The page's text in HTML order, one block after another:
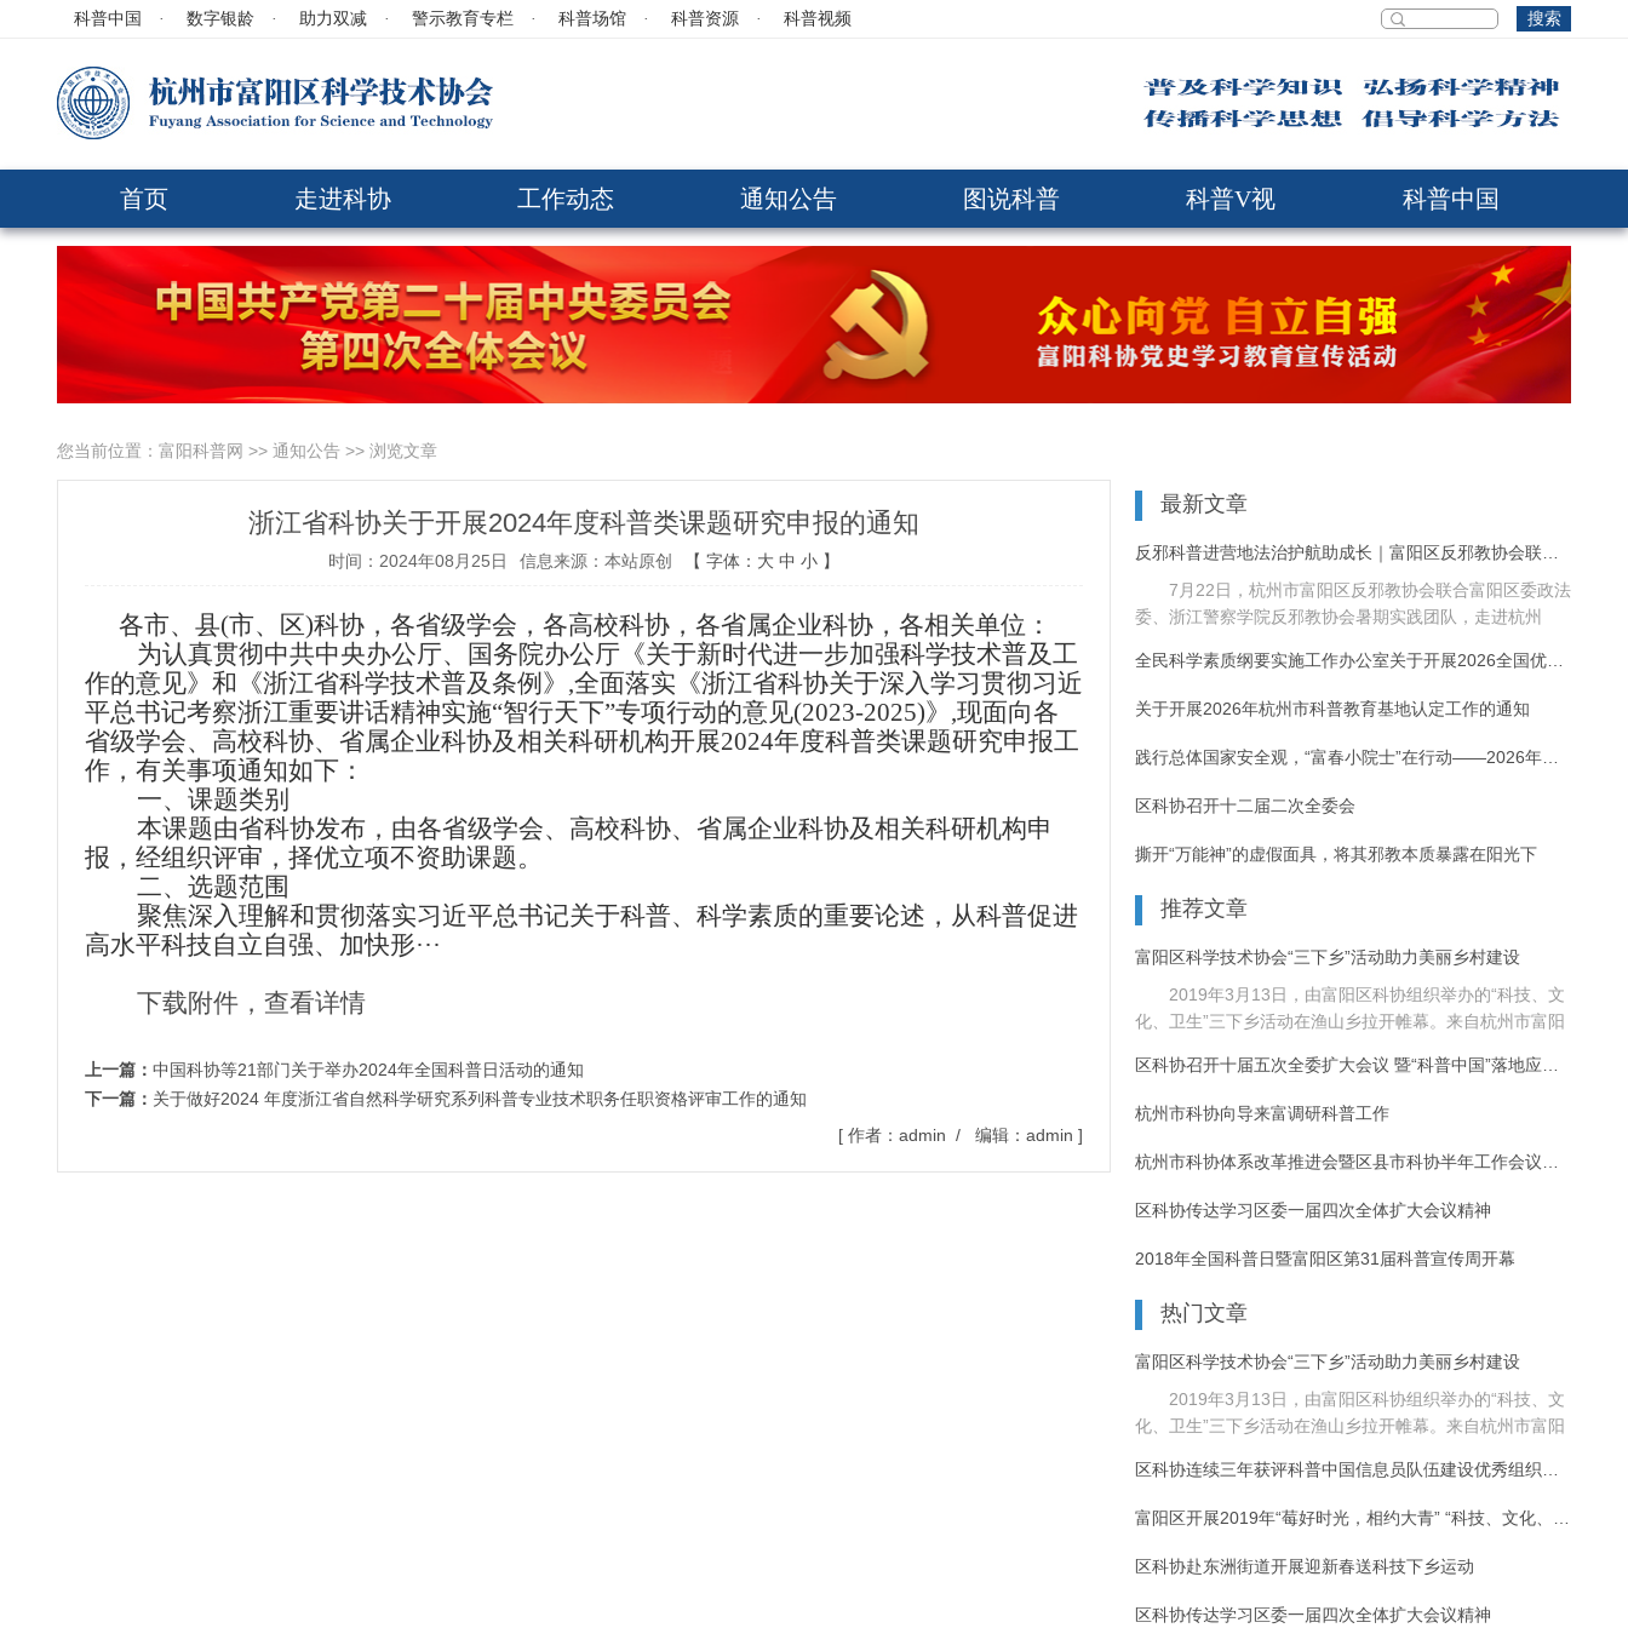
科普中国 · 数字银龄 · 助力双减 · 警示教育专栏 · 科普场馆 · 科普资源 · 科普视频 搜索
首页 走进科协 工作动态 通知公告 图说科普 科普V视 科普中国
您当前位置： 富阳科普网 >> 通知公告 >> 浏览文章
浙江省科协关于开展2024年度科普类课题研究申报的通知
时间：2024年08月25日 信息来源：本站原创 【 字体： 大 中 小 】
各市、县(市、区)科协，各省级学会，各高校科协，各省属企业科协，各相关单位：
为认真贯彻中共中央办公厅、国务院办公厅《关于新时代进一步加强科学技术普及工
作的意见》和《浙江省科学技术普及条例》 ,全面落实《浙江省科协关于深入学习贯彻习近
平总书记考察浙江重要讲话精神实施“智行天下”专项行动的意见(2023-2025)》 ,现面向各
省级学会、高校科协、省属企业科协及相关科研机构开展2024年度科普类课题研究申报工
作，有关事项通知如下：
一、课题类别
本课题由省科协发布，由各省级学会、高校科协、省属企业科协及相关科研机构申
报，经组织评审，择优立项不资助课题。
二、选题范围
聚焦深入理解和贯彻落实习近平总书记关于科普、科学素质的重要论述，从科普促进
高水平科技自立自强、加快形···
下载附件，查看详情
上一篇： 中国科协等21部门关于举办2024年全国科普日活动的通知
下一篇： 关于做好2024 年度浙江省自然科学研究系列科普专业技术职务任职资格评审工作的通知
[ 作者：admin / 编辑：admin ]
最新文章
7月22日，杭州市富阳区反邪教协会联合富阳区委政法
委、浙江警察学院反邪教协会暑期实践团队，走进杭州
关于开展2026年杭州市科普教育基地认定工作的通知
区科协召开十二届二次全委会
撕开“万能神”的虚假面具，将其邪教本质暴露在阳光下
推荐文章
富阳区科学技术协会“三下乡”活动助力美丽乡村建设
2019年3月13日，由富阳区科协组织举办的“科技、文
化、卫生”三下乡活动在渔山乡拉开帷幕。来自杭州市富阳
杭州市科协向导来富调研科普工作
区科协传达学习区委一届四次全体扩大会议精神
2018年全国科普日暨富阳区第31届科普宣传周开幕
热门文章
富阳区科学技术协会“三下乡”活动助力美丽乡村建设
2019年3月13日，由富阳区科协组织举办的“科技、文
化、卫生”三下乡活动在渔山乡拉开帷幕。来自杭州市富阳
区科协赴东洲街道开展迎新春送科技下乡运动
区科协传达学习区委一届四次全体扩大会议精神